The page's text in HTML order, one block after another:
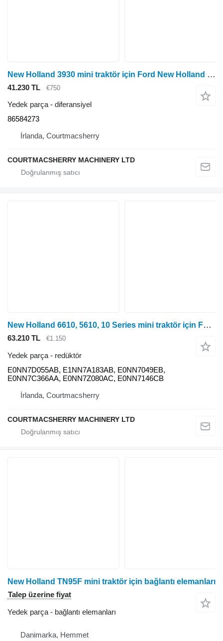
New Holland 3930 mini traktör için Ford New Holland 3930, 4830, 5030, Arka Aks Taşıyıcı Tertibatı 86584273, 8 diferansiyel
41.230 TL €750
Yedek parça - diferansiyel
86584273
İrlanda, Courtmacsherry
COURTMACSHERRY MACHINERY LTD
New Holland 6610, 5610, 10 Series mini traktör için Ford New Holland 6610, 5610, 10 Serisi, Redüksiyon Dişli Kutusu Kiti E0nn7d E0NN7D055AB redüktör
63.210 TL €1.150
Yedek parça - redüktör
E0NN7D055AB, E1NN7A183AB, E0NN7049EB,
E0NN7C366AA, E0NN7Z080AC, E0NN7146CB
İrlanda, Courtmacsherry
COURTMACSHERRY MACHINERY LTD
New Holland TN95F mini traktör için bağlantı elemanları
Talep üzerine fiyat
Yedek parça - bağlantı elemanları
Danimarka, Hemmet